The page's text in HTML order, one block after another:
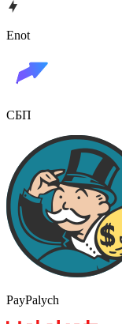
Enot
СБП
PayPalych